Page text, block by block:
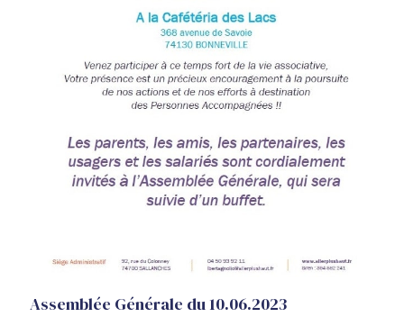
Assemblée Générale du 10.06.2023